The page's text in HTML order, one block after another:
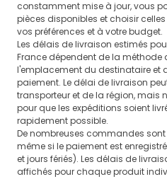
constamment mise à jour, vous
pièces disponibles et choisir
vos préférences et à votre budget.
Les délais de livraison estimés
France dépendent de la méthode
l'emplacement du destinataire et
paiement. Le délai de livraison
transporteur et de la région, mais
pour que les expéditions soient
rapidement possible.
De nombreuses commandes
même si le paiement est
et jours fériés). Les délais de
affichés pour chaque produit